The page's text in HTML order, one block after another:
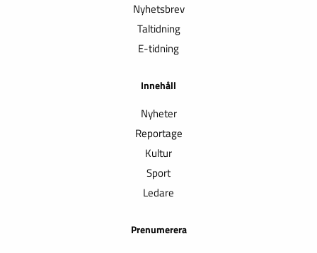
Nyhetsbrev
Taltidning
E-tidning
Innehåll
Nyheter
Reportage
Kultur
Sport
Ledare
Prenumerera